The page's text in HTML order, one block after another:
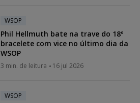
WSOP
Phil Hellmuth bate na trave do 18º
bracelete com vice no último dia da
WSOP
3 min. de leitura 16 jul 2026
WSOP